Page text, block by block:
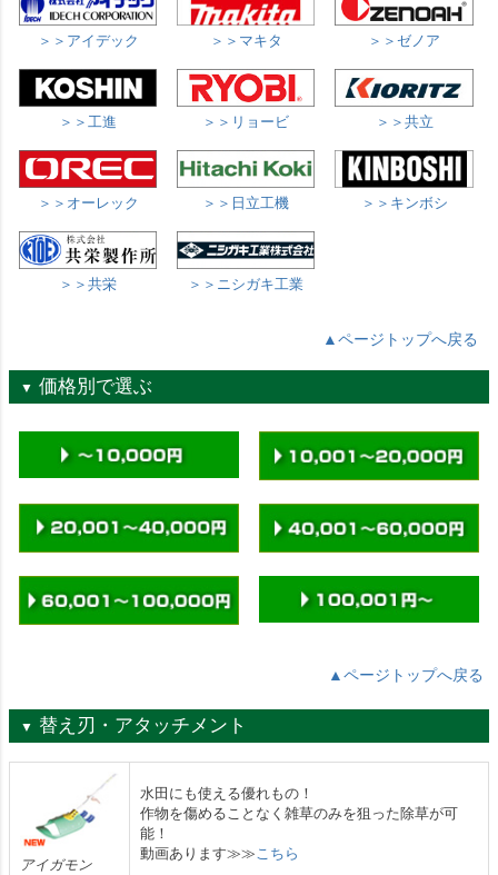
＞＞アイデック ＞＞マキタ ＞＞ゼノア
＞＞工進 ＞＞リョービ ＞＞共立
＞＞オーレック ＞＞日立工機 ＞＞キンボシ
＞＞共栄 ＞＞ニシガキ工業
▲ページトップへ戻る
▼ 価格別で選ぶ
▲ページトップへ戻る
▼ 替え刃・アタッチメント
アイガモン
水田にも使える優れもの！
作物を傷めることなく雑草のみを狙った除草が可
能！
動画あります≫≫ こちら